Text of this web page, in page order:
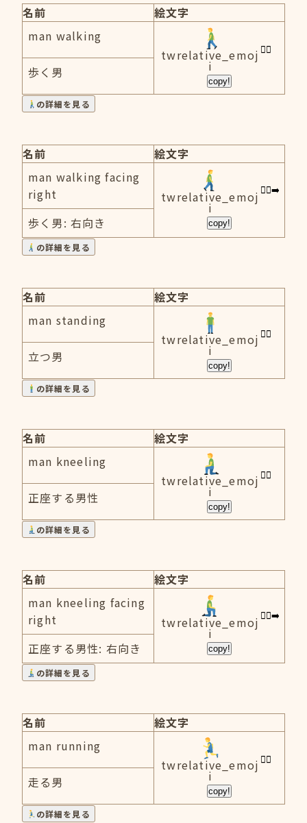
名前
絵文字
man walking
twrelative_emoj
i
copy!
歩く男
の詳細を見る
名前
絵文字
man walking facing
right
twrelative_emoj
i
copy!
歩く男: 右向き
の詳細を見る
名前
絵文字
man standing
twrelative_emoj
i
copy!
立つ男
の詳細を見る
名前
絵文字
man kneeling
twrelative_emoj
i
copy!
正座する男性
の詳細を見る
名前
絵文字
man kneeling facing
right
twrelative_emoj
i
copy!
正座する男性: 右向き
の詳細を見る
名前
絵文字
man running
twrelative_emoj
i
copy!
走る男
の詳細を見る